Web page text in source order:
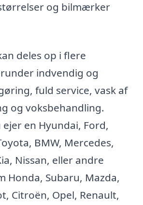
og bilmærker
deles op i flere
indvendig og
fuld service, vask af
og voksbehandling.
en Hyundai, Ford,
BMW, Mercedes,
Nissan, eller andre
Honda, Subaru, Mazda,
Citroën, Opel, Renault,